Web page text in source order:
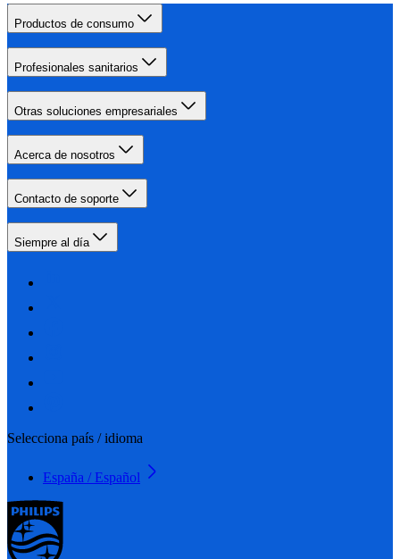
Productos de consumo
Profesionales sanitarios
Otras soluciones empresariales
Acerca de nosotros
Contacto de soporte
Siempre al día
Selecciona país / idioma
España / Español